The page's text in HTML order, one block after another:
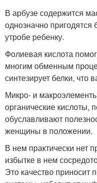
В арбузе содержится
однозначно
утробе ребенку.
Фолиевая кислота
многим обменным
синтезирует белки,
Микро- и
органические кислоты,
обуславливают
женщины в положении.
В нем практически нет
избытке в нем
Это качество приносит